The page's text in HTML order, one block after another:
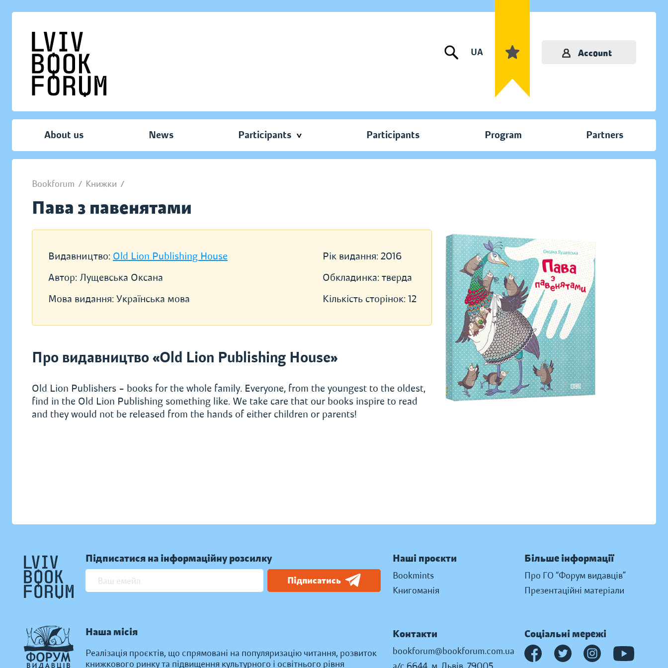
UA Account
About us News Participants Participants Program Partners
Bookforum / Книжки /
Пава з павенятами
Видавництво: Old Lion Publishing House
Автор: Лущевська Оксана
Мова видання: Українська мова
Рік видання: 2016
Обкладинка: тверда
Кількість сторінок: 12
Про видавництво «Old Lion Publishing House»
Old Lion Publishers – books for the whole family. Everyone, from the youngest to the oldest,
find in the Old Lion Publishing something like. We take care that our books inspire to read
and they would not be released from the hands of either children or parents!
Підписатися на інформаційну розсилку
Підписатись
Наша місія
Реалізація проєктів, що спрямовані на популяризацію читання, розвиток
книжкового ринку та підвищення культурного і освітнього рівня
Наші проєкти
Bookmints
Книгоманія
Більше інформації
Про ГО “Форум видавців”
Презентаційні матеріали
Контакти
bookforum@bookforum.com.ua
Соціальні мережі